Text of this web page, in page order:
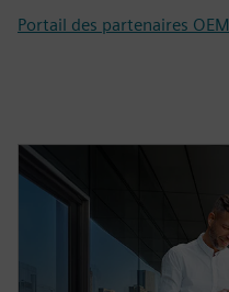
Portail des partenaires OEM